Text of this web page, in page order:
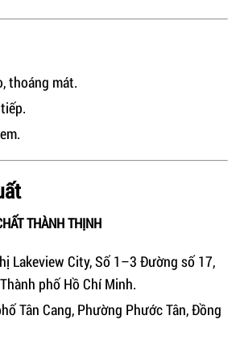
thoáng mát.
THÀNH THỊNH
Lakeview City, Số 1–3 Đường số 17,
phố Hồ Chí Minh.
Tân Cang, Phường Phước Tân, Đồng